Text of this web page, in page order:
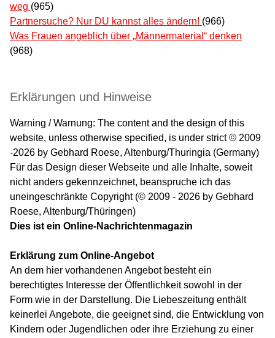
weg (965)
Partnersuche? Nur DU kannst alles ändern! (966)
Was Frauen angeblich über „Männermaterial“ denken
(968)
Erklärungen und Hinweise
Warning / Warnung: The content and the design of this
website, unless otherwise specified, is under strict © 2009
-2026 by Gebhard Roese, Altenburg/Thuringia (Germany)
Für das Design dieser Webseite und alle Inhalte, soweit
nicht anders gekennzeichnet, beanspruche ich das
uneingeschränkte Copyright (© 2009 - 2026 by Gebhard
Roese, Altenburg/Thüringen)
Dies ist ein Online-Nachrichtenmagazin
Erklärung zum Online-Angebot
An dem hier vorhandenen Angebot besteht ein
berechtigtes Interesse der Öffentlichkeit sowohl in der
Form wie in der Darstellung. Die Liebeszeitung enthält
keinerlei Angebote, die geeignet sind, die Entwicklung von
Kindern oder Jugendlichen oder ihre Erziehung zu einer